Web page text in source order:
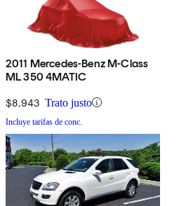
2011 Mercedes-Benz M-Class
ML 350 4MATIC
$8,943 Trato justo
Incluye tarifas de conc.